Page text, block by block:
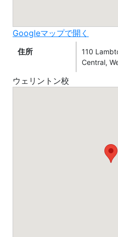
Googleマップで開く
住所
110
Central,
ウェリントン校